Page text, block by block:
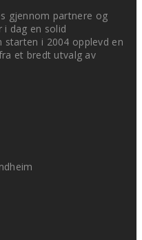
gjennom partnere og
i dag en solid
i 2004 opplevd en
et bredt utvalg av